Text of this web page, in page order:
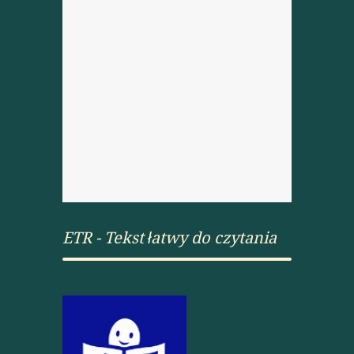
ETR - Tekst łatwy do czytania